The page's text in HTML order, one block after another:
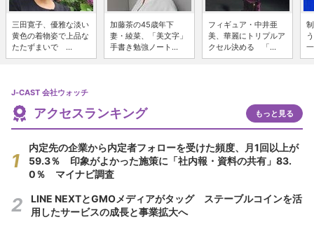
三田寛子、優雅な淡い
黄色の着物姿で上品な
たたずまいで ...
加藤茶の45歳年下
妻・綾菜、「美文字」
手書き勉強ノート...
フィギュア・中井亜
美、華麗にトリプルア
クセル決める 「...
J-CAST 会社ウォッチ
アクセスランキング もっと見る
内定先の企業から内定者フォローを受けた頻度、月1回以上が
59.3％ 印象がよかった施策に「社内報・資料の共有」83.
0％ マイナビ調査
LINE NEXTとGMOメディアがタッグ ステーブルコインを活
用したサービスの成長と事業拡大へ